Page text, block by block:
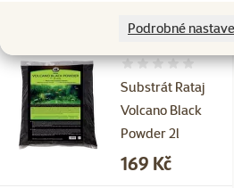
Podrobné
Substrát Rataj
Volcano Black
Powder 2l
Hodnocení 0%
Cena
169 Kč